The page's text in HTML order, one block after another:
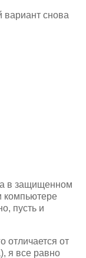
вариант снова
а в защищенном
компьютере
пусть и
отличается от
я все равно